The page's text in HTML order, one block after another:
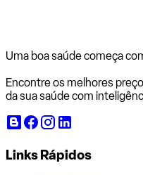
Uma boa saúde começa
Encontre os melhores
da sua saúde com
Links Rápidos